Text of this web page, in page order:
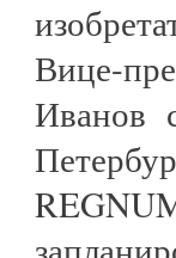
Вице-
Иванов